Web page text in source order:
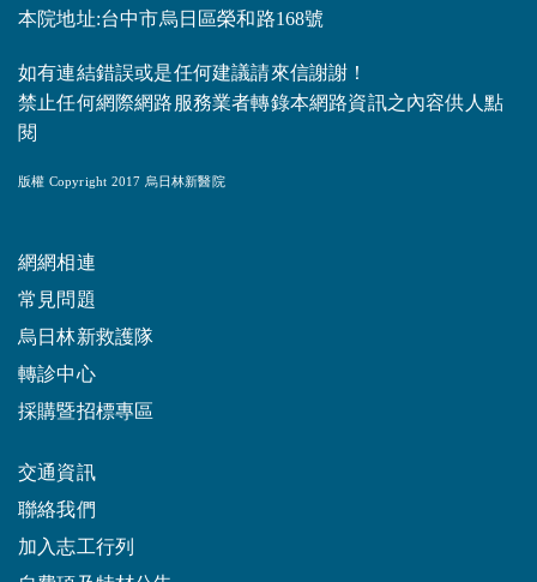
本院地址:台中市烏日區榮和路168號
如有連結錯誤或是任何建議請來信謝謝！
禁止任何網際網路服務業者轉錄本網路資訊之內容供人點
閱
版權 Copyright 2017 烏日林新醫院
網網相連
常見問題
烏日林新救護隊
轉診中心
採購暨招標專區
交通資訊
聯絡我們
加入志工行列